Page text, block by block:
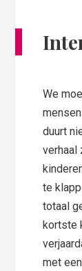
We
duurt
verhaal
te
totaal
kortste
met